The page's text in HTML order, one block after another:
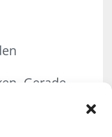
Gerade
in